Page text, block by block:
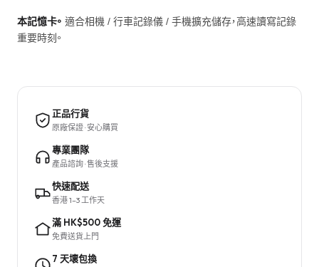
本記憶卡。 適合相機 / 行車記錄儀 / 手機擴充儲存，高速讀寫記錄
重要時刻。
正品行貨
原廠保證 · 安心購買
專業團隊
產品諮詢 · 售後支援
快速配送
香港 1–3 工作天
滿 HK$500 免運
免費送貨上門
7 天壞包換